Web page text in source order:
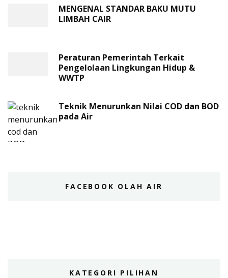
MENGENAL STANDAR BAKU MUTU
LIMBAH CAIR
Peraturan Pemerintah Terkait
Pengelolaan Lingkungan Hidup &
WWTP
Teknik Menurunkan Nilai COD dan BOD
pada Air
FACEBOOK OLAH AIR
KATEGORI PILIHAN